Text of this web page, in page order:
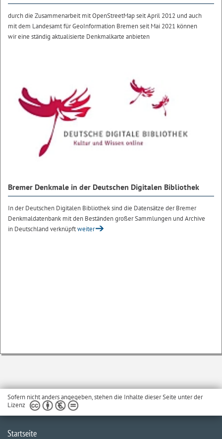
durch die Zusammenarbeit mit OpenStreetMap seit April 2012 und auch
mit dem Landesamt für GeoInformation Bremen seit Mai 2021 können
wir eine ständig aktualisierte Denkmalkarte anbieten
Bremer Denkmale in der Deutschen Digitalen Bibliothek
In der Deutschen Digitalen Bibliothek sind die Datensätze der Bremer
Denkmaldatenbank mit den Beständen großer Sammlungen und Archive
in Deutschland verknüpftweiter
Sofern nicht anders angegeben, stehen die Inhalte dieser Seite unter der
Lizenz
Startseite